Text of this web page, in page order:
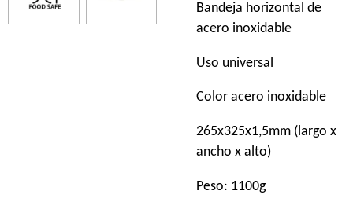
Bandeja horizontal de
acero inoxidable
Uso universal
Color acero inoxidable
265x325x1,5mm (largo x
ancho x alto)
Peso: 1100g